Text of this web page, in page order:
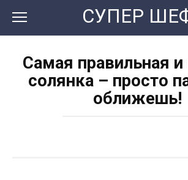
контенту
СУПЕР
Самая правильная и
солянка – просто
оближешь!